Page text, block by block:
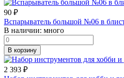
90 ₽
Вспарыватель большой №06 в
В наличии: много
В корзину
2 393 ₽